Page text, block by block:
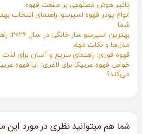
تاثیر هوش مصنوعی بر صنعت قهوه
انواع پودر قهوه اسپرسو: راهنمای انتخاب
شما
بهترین
مدل‌ها و نکات مهم
قهوه فوری: راهنمای سریع و آسان برای لذت
خواص قهوه عربیکا برای لاغری: آیا قهوه
می‌کند؟
شما هم میتوانید نظری در مورد این